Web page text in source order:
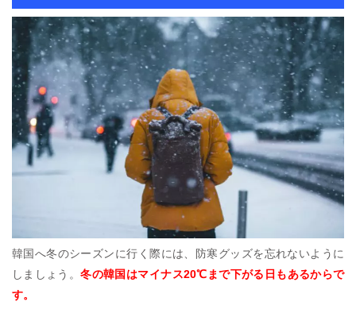
韓国へ冬のシーズンに行く際には、防寒グッズを忘れないように
しましょう。冬の韓国はマイナス20℃まで下がる日もあるからで
す。